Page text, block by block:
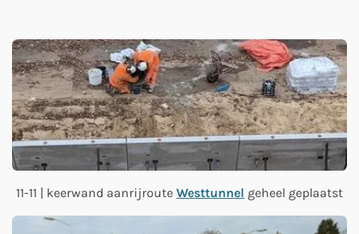
11-11 | keerwand aanrijroute Westtunnel geheel geplaatst